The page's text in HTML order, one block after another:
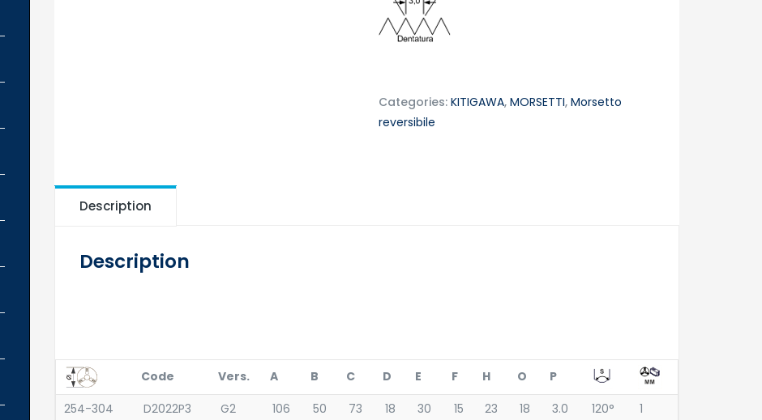
Categories: KITIGAWA, MORSETTI, Morsetto
reversibile
Description
Description
Code Vers. A B C D E F H O
P
254-304
D2022P3 G2 106 50 73 18 30 15 23 18 3.0 120° 1